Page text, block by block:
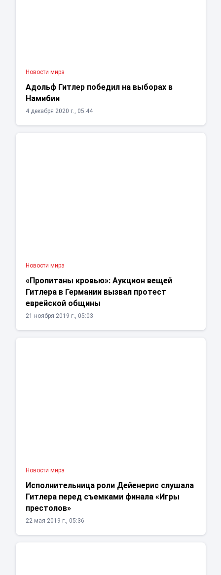
Новости мира
Адольф Гитлер победил на выборах в
Намибии
4 декабря 2020 г., 05:44
Новости мира
«Пропитаны кровью»: Аукцион вещей
Гитлера в Германии вызвал протест
еврейской общины
21 ноября 2019 г., 05:03
Новости мира
Исполнительница роли Дейенерис слушала
Гитлера перед съемками финала «Игры
престолов»
22 мая 2019 г., 05:36